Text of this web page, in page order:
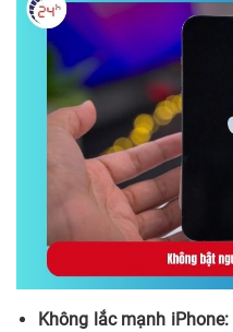
Không lắc mạnh iPhone: